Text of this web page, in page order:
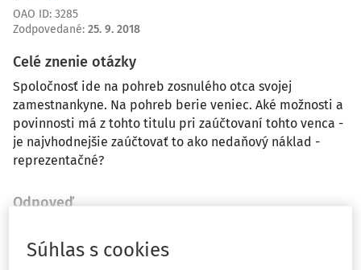
OAO ID: 3285
Zodpovedané: 25. 9. 2018
Celé znenie otázky
Spoločnosť ide na pohreb zosnulého otca svojej
zamestnankyne. Na pohreb berie veniec. Aké možnosti a
povinnosti má z tohto titulu pri zaúčtovaní tohto venca -
je najvhodnejšie zaúčtovať to ako nedaňový náklad -
reprezentačné?
Odpoveď
Máte predplatné?
Súhlas s cookies